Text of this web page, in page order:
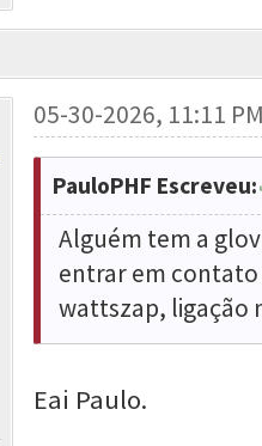
05-30-2026, 11:11
PauloPHF Escreveu:
Alguém tem a
entrar em
wattszap, ligação
Eai Paulo.